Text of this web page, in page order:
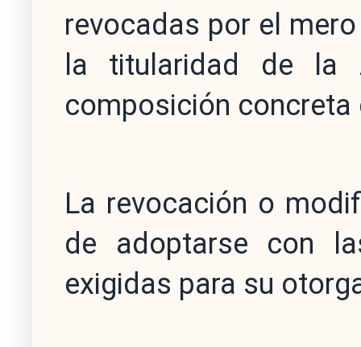
revocadas por el
la titularidad de la
composición concreta
La revocación o
de adoptarse con
exigidas para su